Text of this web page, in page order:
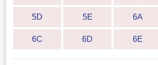
5D 5E 6A
6C 6D 6E